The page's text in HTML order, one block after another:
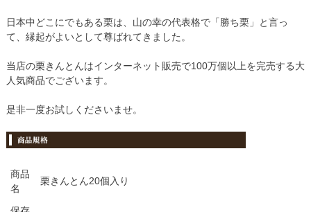
日本中どこにでもある栗は、山の幸の代表格で「勝ち栗」と言っ
て、縁起がよいとして尊ばれてきました。
当店の栗きんとんはインターネット販売で100万個以上を完売する大
人気商品でございます。
是非一度お試しくださいませ。
商品
名
栗きんとん20個入り